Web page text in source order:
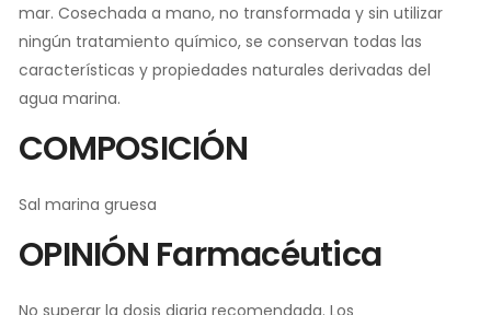
mar. Cosechada a mano, no transformada y sin utilizar
ningún tratamiento químico, se conservan todas las
características y propiedades naturales derivadas del
agua marina.
COMPOSICIÓN
Sal marina gruesa
OPINIÓN Farmacéutica
No superar la dosis diaria recomendada. Los